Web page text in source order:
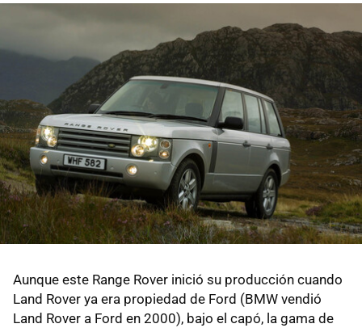
Aunque este Range Rover inició su producción cuando
Land Rover ya era propiedad de Ford (BMW vendió
Land Rover a Ford en 2000), bajo el capó, la gama de